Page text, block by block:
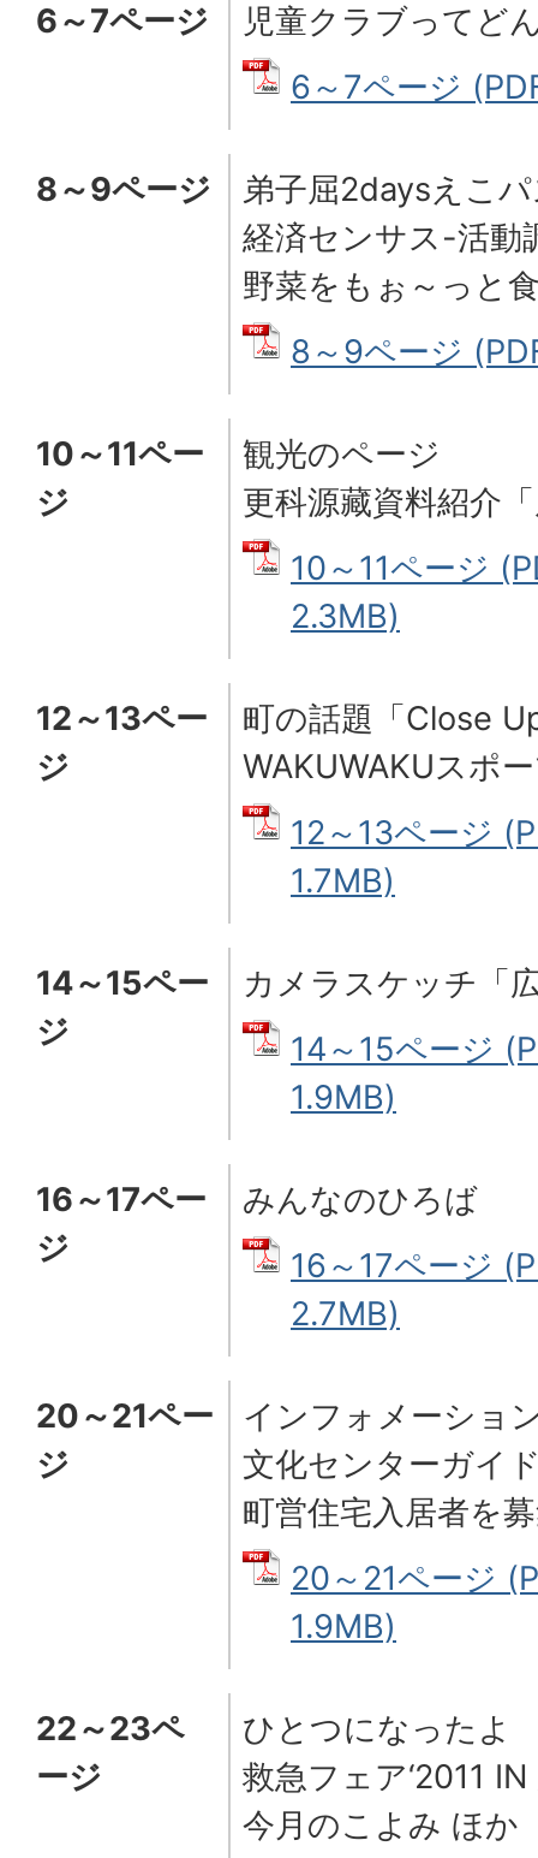
6～7ページ
児童クラブってど
6～7ページ
8～9ページ 弟子屈2daysえこ
経済センサス-活動
野菜をもぉ～っと
8～9ページ
10～11ペー
ジ
観光のページ
更科源藏資料紹介
10～11ページ
2.3MB)
12～13ペー
ジ
町の話題「 Close
WAKUWAKUスポ
12～13ページ
1.7MB)
14～15ペー
ジ
カメラスケッチ「
14～15ページ
1.9MB)
16～17ペー
ジ
みんなのひろば
16～17ページ
2.7MB)
20～21ペー
ジ
インフォメーショ
文化センターガイ
町営住宅入居者を
20～21ページ
1.9MB)
22～23ペ
ージ
ひとつになったよ
救急フェア‘2011 IN
今月のこよみ ほか